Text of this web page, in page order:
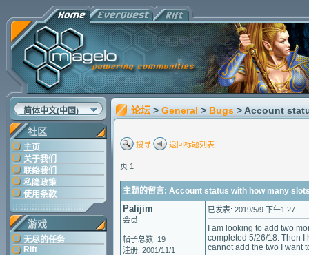
简体中文(中国)
社区
主页
关于我们
联络我们
私隐政策
使用条款
游戏
无尽的任务
Rift
论坛 > General > Bugs > Account
搜寻 返回标题列表
页 1
主题的留言: Account status with how many
Palijim
会员
帖子总数: 19
注册: 2001/11/1
已发表: 2019/5/9 下午1:27
I am looking to add two
completed 5/26/18. Then I
cannot add the two I want